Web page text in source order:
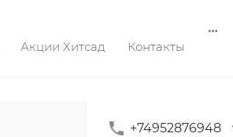
Акции Хитсад Контакты
+74952876948